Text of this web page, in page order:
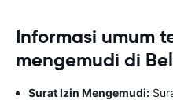
Informasi umum
mengemudi di
Surat Izin Mengemudi: